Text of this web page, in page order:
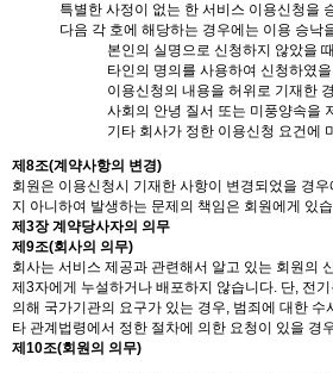
특별한 사정이 없는 한 서비스 이용신청을
다음 각 호에 해당하는 경우에는 이용 승낙
본인의 실명으로 신청하지 않았을 때
타인의 명의를 사용하여 신청하였을
이용신청의 내용을 허위로 기재한
사회의 안녕 질서 또는 미풍양속을
기타 회사가 정한 이용신청 요건에
제8조(계약사항의 변경)
회원은 이용신청시 기재한 사항이 변경되었을 경
지 아니하여 발생하는 문제의 책임은 회원에게 있
제3장 계약당사자의 의무
제9조(회사의 의무)
회사는 서비스 제공과 관련해서 알고 있는 회원의
제3자에게 누설하거나 배포하지 않습니다. 단, 전
의해 국가기관의 요구가 있는 경우, 범죄에 대한 수
타 관계법령에서 정한 절차에 의한 요청이 있을 경
제10조(회원의 의무)